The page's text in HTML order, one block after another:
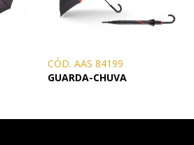
CÓD. AAS 84199
GUARDA-CHUVA